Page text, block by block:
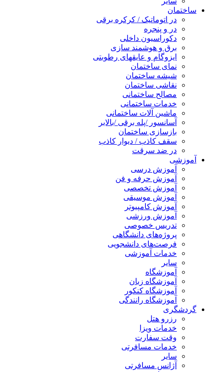
ساختمان
در اتوماتیک / کرکره برقی
در و پنجره
دکوراسیون داخلی
برق و هوشمند سازی
ایزوگام و عایقهای رطوبتی
نمای ساختمان
شیشه ساختمان
نقاشی ساختمان
مصالح ساختمانی
خدمات ساختمانی
ماشین آلات ساختمانی
آسانسور /پله برقی /بالابر
بازسازی ساختمان
سقف کاذب / دیوار کاذب
در ضد سرقت
آموزشی
آموزش درسی
آموزش حرفه و فن
آموزش تخصصی
آموزش موسیقی
آموزش کامپیوتر
آموزش ورزشی
تدریس خصوصی
پروژه‌های دانشگاهی
فرصت‌های دانشجویی
خدمات آموزشی
سایر
آموزشگاه
آموزشگاه زبان
آموزشگاه کنکور
آموزشگاه رانندگی
گردشگری
رزرو هتل
خدمات ویزا
وقت سفارت
خدمات مسافرتی
سایر
آژانس مسافرتی